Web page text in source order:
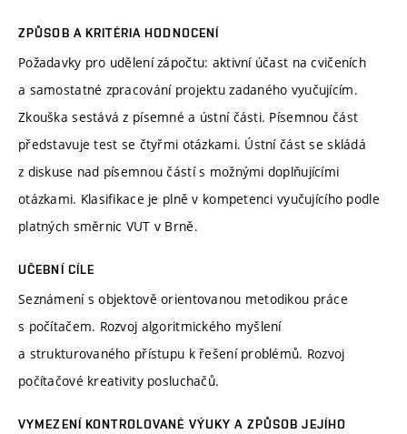
ZPŮSOB A KRITÉRIA HODNOCENÍ
Požadavky pro udělení zápočtu: aktivní účast na cvičeních
a samostatné zpracování projektu zadaného vyučujícím.
Zkouška sestává z písemné a ústní části. Písemnou část
představuje test se čtyřmi otázkami. Ústní část se skládá
z diskuse nad písemnou částí s možnými doplňujícími
otázkami. Klasifikace je plně v kompetenci vyučujícího podle
platných směrnic VUT v Brně.
UČEBNÍ CÍLE
Seznámení s objektově orientovanou metodikou práce
s počítačem. Rozvoj algoritmického myšlení
a strukturovaného přístupu k řešení problémů. Rozvoj
počítačové kreativity posluchačů.
VYMEZENÍ KONTROLOVANÉ VÝUKY A ZPŮSOB JEJÍHO